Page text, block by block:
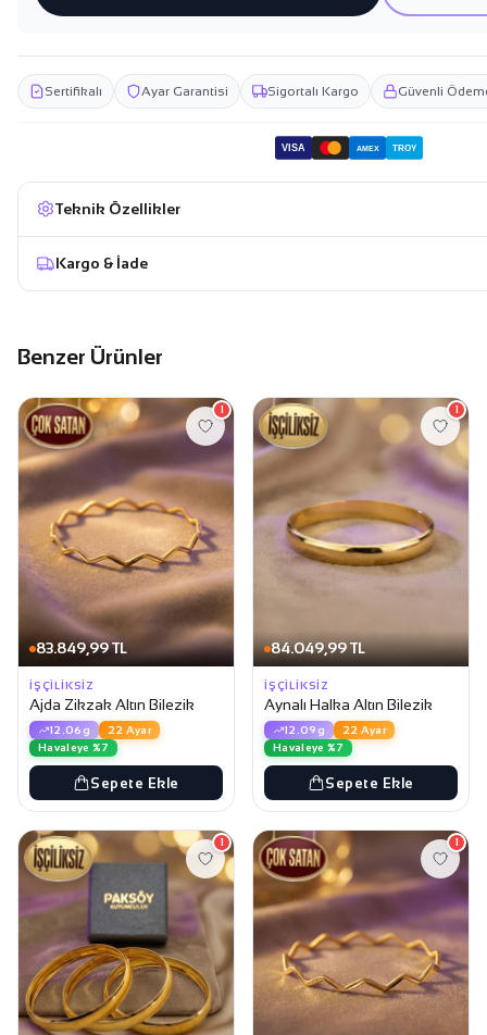
Sertifikalı Ayar Garantisi Sigortalı Kargo Güvenli
VISA AMEX TROY
Teknik Özellikler
Kargo & İade
Benzer Ürünler
83.849,99 TL
1
İŞÇILIKSIZ
Ajda Zikzak Altın Bilezik
12.06g
22 Ayar
Havaleye %7
Sepete Ekle
84.049,99 TL
1
İŞÇILIKSIZ
Aynalı Halka Altın Bilezik
12.09g
22 Ayar
Havaleye %7
Sepete Ekle
1 1